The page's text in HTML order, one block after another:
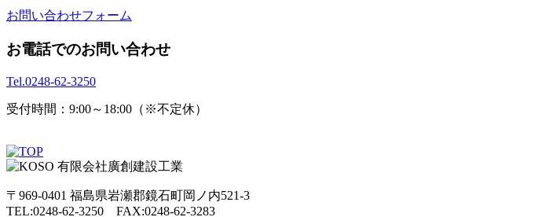
お問い合わせフォーム
お電話でのお問い合わせ
Tel.0248-62-3250
受付時間：9:00～18:00（※不定休）
〒969-0401 福島県岩瀬郡鏡石町岡ノ内521-3
TEL:0248-62-3250 FAX:0248-62-3283